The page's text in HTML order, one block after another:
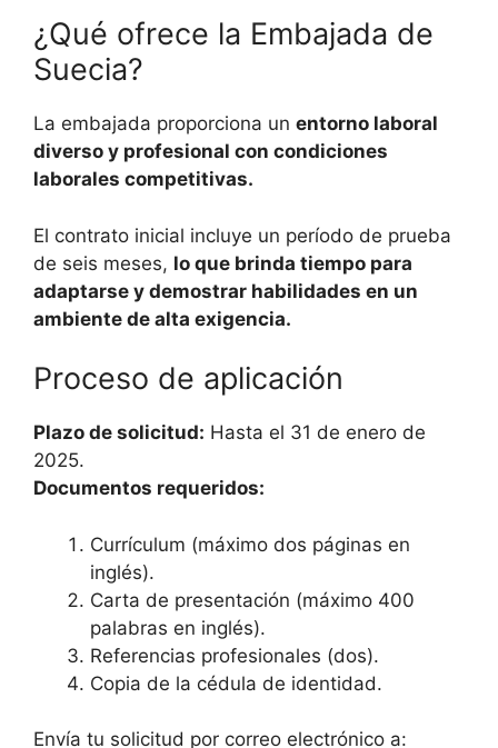
¿Qué ofrece la Embajada de
Suecia?
La embajada proporciona un entorno laboral
diverso y profesional con condiciones
laborales competitivas.
El contrato inicial incluye un período de prueba
de seis meses, lo que brinda tiempo para
adaptarse y demostrar habilidades en un
ambiente de alta exigencia.
Proceso de aplicación
Plazo de solicitud: Hasta el 31 de enero de
2025.
Documentos requeridos:
Currículum (máximo dos páginas en
inglés).
Carta de presentación (máximo 400
palabras en inglés).
Referencias profesionales (dos).
Copia de la cédula de identidad.
Envía tu solicitud por correo electrónico a: